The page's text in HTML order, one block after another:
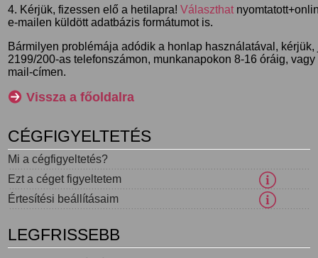
4. Kérjük, fizessen elő a hetilapra!Választhat
e-mailen küldött adatbázis formátumot is.
Bármilyen problémája adódik a honlap használatával,
2199/200-as telefonszámon, munkanapokon 8-16 óráig,
mail-címen.
Vissza a főoldalra
CÉGFIGYELTETÉS
Mi a cégfigyeltetés?
Ezt a céget figyeltetem
Értesítési beállításaim
LEGFRISSEBB